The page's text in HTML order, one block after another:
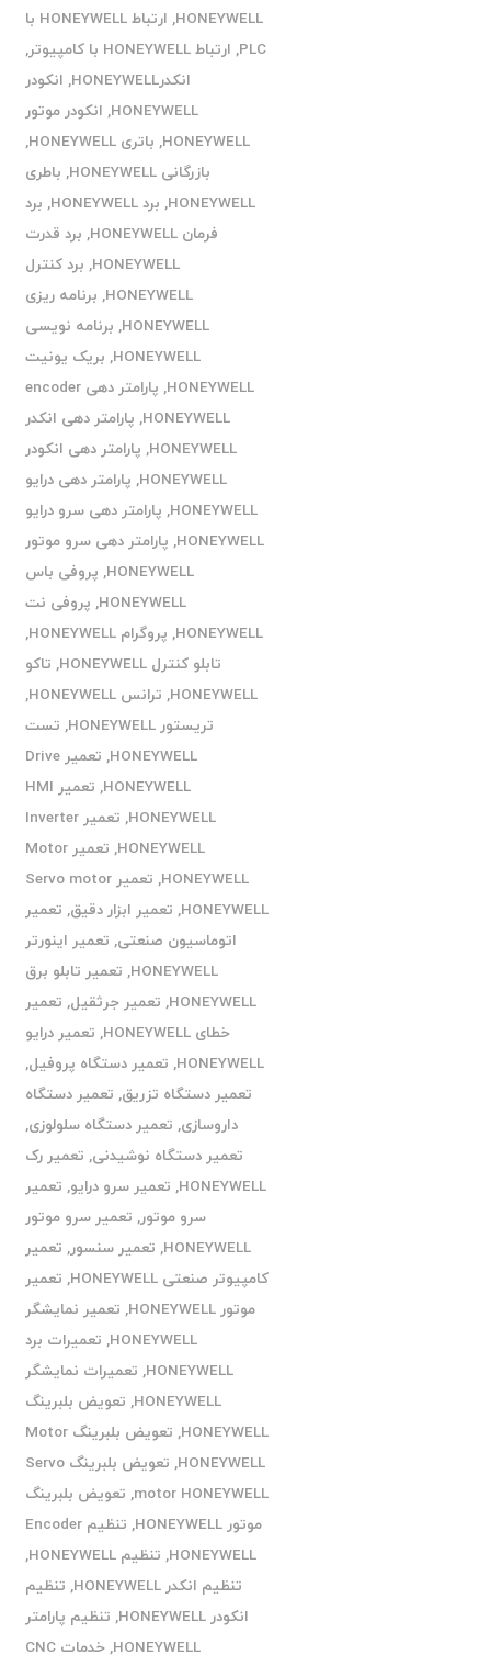
HONEYWELL
,
ارتباط HONEYWELL با
PLC
, ارتباط HONEYWELL با کامپیوتر
,
انکدرHONEYWELL
, انکودر
HONEYWELL
, انکودر موتور
HONEYWELL
, باتری HONEYWELL
,
بازرگانی HONEYWELL
, باطری
HONEYWELL
, برد HONEYWELL , برد
فرمان HONEYWELL
, برد قدرت
HONEYWELL
, برد کنترل
HONEYWELL
, برنامه ریزی
HONEYWELL
, برنامه نویسی
HONEYWELL
, بریک یونیت
HONEYWELL
,
پارامتر دهی encoder
HONEYWELL
, پارامتر دهی انکدر
HONEYWELL
, پارامتر دهی انکودر
HONEYWELL
, پارامتر دهی درایو
HONEYWELL
, پارامتر دهی سرو درایو
HONEYWELL
, پارامتر دهی سرو موتور
HONEYWELL
, پروفی باس
HONEYWELL
, پروفی نت
HONEYWELL
, پروگرام HONEYWELL
,
تابلو کنترل HONEYWELL
, تاکو
HONEYWELL
, ترانس HONEYWELL
,
تریستور HONEYWELL
, تست
HONEYWELL
,
تعمیر Drive
HONEYWELL
,
تعمیر HMI
HONEYWELL
,
تعمیر Inverter
HONEYWELL
,
تعمیر Motor
HONEYWELL
,
تعمیر Servo motor
HONEYWELL
, تعمیر ابزار دقیق, تعمیر
اتوماسیون صنعتی, تعمیر اینورتر
HONEYWELL
, تعمیر تابلو برق
HONEYWELL
, تعمیر جرثقیل, تعمیر
خطای HONEYWELL
, تعمیر درایو
HONEYWELL
, تعمیر دستگاه پروفیل,
تعمیر دستگاه تزریق, تعمیر دستگاه
داروسازی, تعمیر دستگاه سلولوزی,
تعمیر دستگاه نوشیدنی, تعمیر رک
HONEYWELL
, تعمیر سرو درایو, تعمیر
سرو موتور, تعمیر سرو موتور
HONEYWELL
, تعمیر سنسور, تعمیر
کامپیوتر صنعتی HONEYWELL
, تعمیر
موتور HONEYWELL
, تعمیر نمایشگر
HONEYWELL
, تعمیرات برد
HONEYWELL
, تعمیرات نمایشگر
HONEYWELL
, تعویض بلبرینگ
HONEYWELL
,
تعویض بلبرینگ Motor
HONEYWELL
,
تعویض بلبرینگ Servo
motor HONEYWELL
, تعویض بلبرینگ
موتور HONEYWELL
,
تنظیم Encoder
HONEYWELL
, تنظیم HONEYWELL
,
تنظیم انکدر HONEYWELL
, تنظیم
انکودر HONEYWELL
, تنظیم پارامتر
HONEYWELL
, خدمات CNC